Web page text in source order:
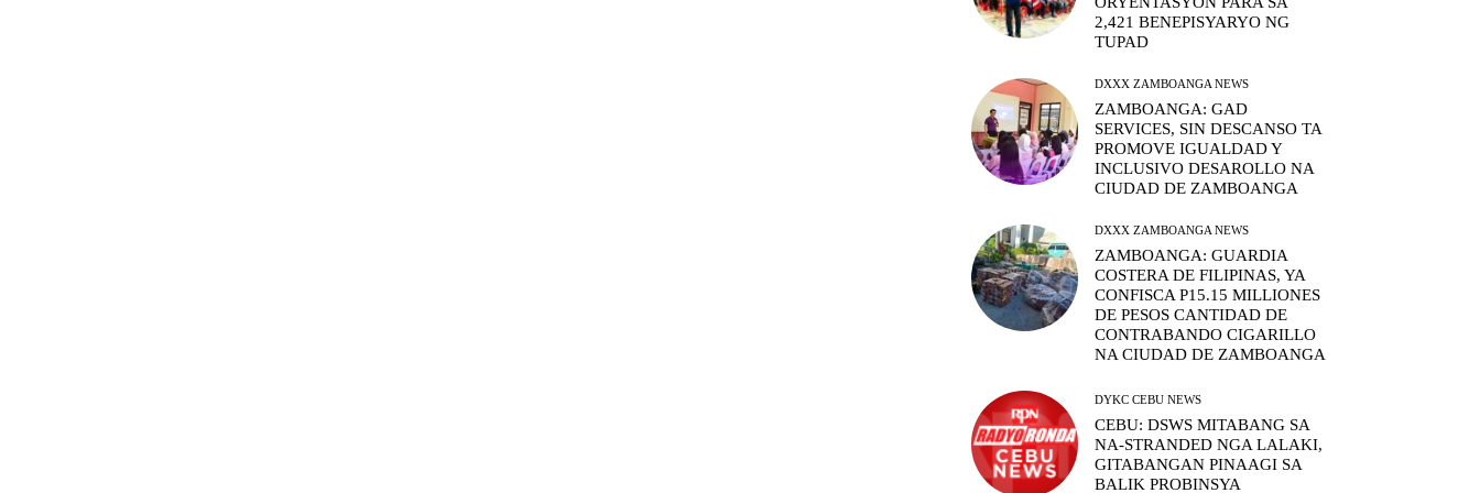
2,421 BENEPISYARYO NG
TUPAD
DXXX ZAMBOANGA NEWS
ZAMBOANGA: GAD
SERVICES, SIN DESCANSO TA
PROMOVE IGUALDAD Y
INCLUSIVO DESAROLLO NA
CIUDAD DE ZAMBOANGA
DXXX ZAMBOANGA NEWS
ZAMBOANGA: GUARDIA
COSTERA DE FILIPINAS, YA
CONFISCA P15.15 MILLIONES
DE PESOS CANTIDAD DE
CONTRABANDO CIGARILLO
NA CIUDAD DE ZAMBOANGA
DYKC CEBU NEWS
CEBU: DSWS MITABANG SA
NA-STRANDED NGA LALAKI,
GITABANGAN PINAAGI SA
BALIK PROBINSYA